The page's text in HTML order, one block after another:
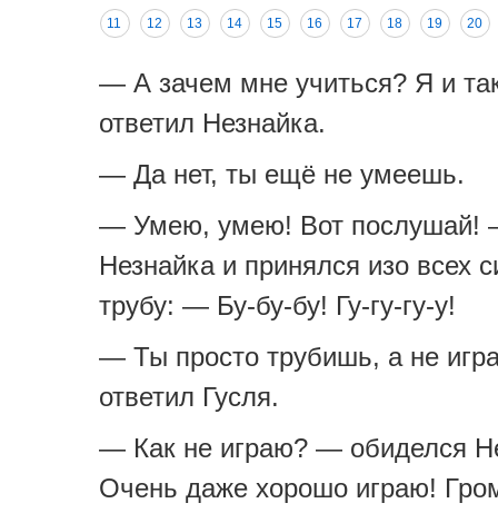
11 12 13 14 15 16 17 18 19 20
— А зачем мне учиться? Я и
ответил Незнайка.
— Да нет, ты ещё не умеешь.
— Умею, умею! Вот послушай!
Незнайка и принялся изо всех
трубу: — Бу-бу-бу! Гу-гу-гу-у!
— Ты просто трубишь, а не
ответил Гусля.
— Как не играю? — обиделся
Очень даже хорошо играю!